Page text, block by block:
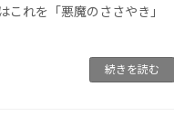
これを「悪魔のささやき」
続きを読む